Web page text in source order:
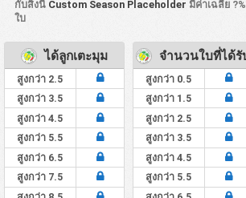
กับสิ่งนี้ Custom Season Placeholder มีค่าเฉลี่ย
ใบ
ได้ลูกเตะมุม
สูงกว่า 2.5
สูงกว่า 3.5
สูงกว่า 4.5
สูงกว่า 5.5
สูงกว่า 6.5
สูงกว่า 7.5
จำนวนใบที่ได้รั
สูงกว่า 0.5
สูงกว่า 1.5
สูงกว่า 2.5
สูงกว่า 3.5
สูงกว่า 4.5
สูงกว่า 5.5